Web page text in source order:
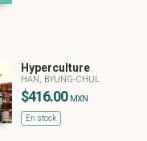
Hyperculture
HAN, BYUNG-CHUL
$416.00 MXN
En stock